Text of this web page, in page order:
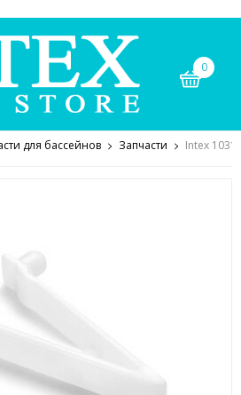
0
для бассейнов Запчасти Intex